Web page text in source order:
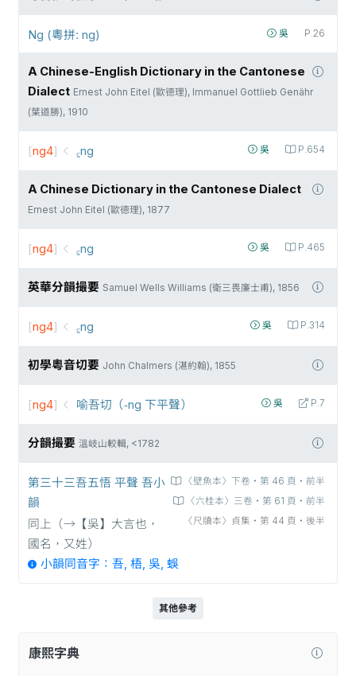
吳 P.26
Ng (粵拼: ng)
A Chinese-English Dictionary in the Cantonese
Dialect Ernest John Eitel (歐德理), Immanuel Gottlieb Genähr
(葉道勝), 1910
吳 P.654
[ng4] ꜁ng
A Chinese Dictionary in the Cantonese Dialect
Ernest John Eitel (歐德理), 1877
吳 P.465
[ng4] ꜁ng
英華分韻撮要 Samuel Wells Williams (衛三畏廉士甫), 1856
吳 P.314
[ng4] ꜁ng
初學粵音切要 John Chalmers (湛約翰), 1855
吳 P.7
[ng4] 喻吾切（-ng 下平聲）
分韻撮要 溫岐山較輯, <1782
〈壁魚本〉下卷‧第 46 頁‧前半
〈六桂本〉三卷‧第 61 頁‧前半
〈尺牘本〉貞集‧第 44 頁‧後半
第三十三吾五悟 平聲 吾小
韻
同上（→【吳】大言也，
國名，又姓）
小韻同音字：吾, 梧, 吳, 蜈
其他參考
康熙字典